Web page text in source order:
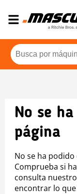
No se
página
No se ha
Comprueba si
consulta
encontrar lo